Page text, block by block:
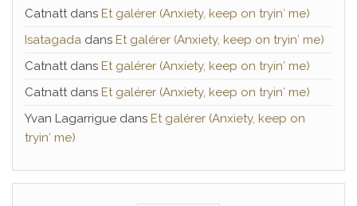
Catnattdans Et galérer (Anxiety, keep on tryin′ me)
Isatagada dans Et galérer (Anxiety, keep on tryin′ me)
Catnattdans Et galérer (Anxiety, keep on tryin′ me)
Catnattdans Et galérer (Anxiety, keep on tryin′ me)
Yvan Lagarrigue dans Et galérer (Anxiety, keep on
tryin′ me)